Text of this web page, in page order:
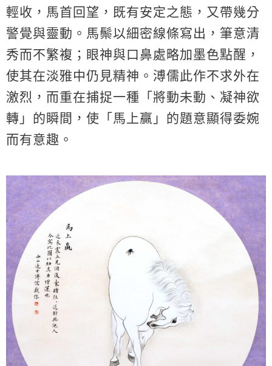
輕收，馬首回望，既有安定之態，又帶幾分
警覺與靈動。馬鬃以細密線條寫出，筆意清
秀而不繁複；眼神與口鼻處略加墨色點醒，
使其在淡雅中仍見精神。溥儒此作不求外在
激烈，而重在捕捉一種「將動未動、凝神欲
轉」的瞬間，使「馬上贏」的題意顯得委婉
而有意趣。